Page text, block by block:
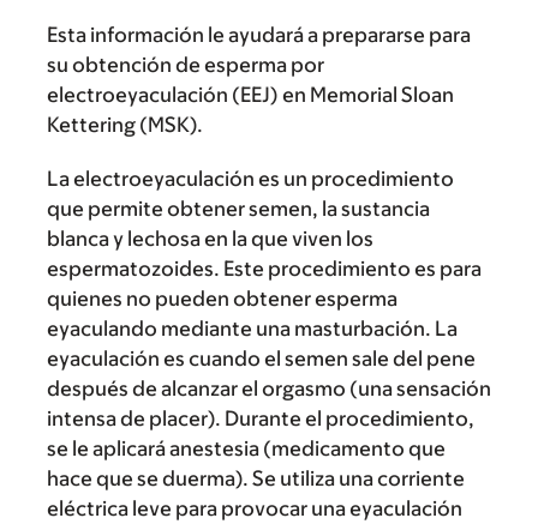
Esta información le ayudará a prepararse para
su obtención de esperma por
electroeyaculación (EEJ) en Memorial Sloan
Kettering (MSK).
La electroeyaculación es un procedimiento
que permite obtener semen, la sustancia
blanca y lechosa en la que viven los
espermatozoides. Este procedimiento es para
quienes no pueden obtener esperma
eyaculando mediante una masturbación. La
eyaculación es cuando el semen sale del pene
después de alcanzar el orgasmo (una sensación
intensa de placer). Durante el procedimiento,
se le aplicará anestesia (medicamento que
hace que se duerma). Se utiliza una corriente
eléctrica leve para provocar una eyaculación